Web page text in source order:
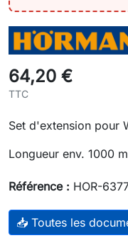
64,20 €
TTC
Set d'extension pour
Longueur env. 1000
Référence : HOR-
📥 Toutes les